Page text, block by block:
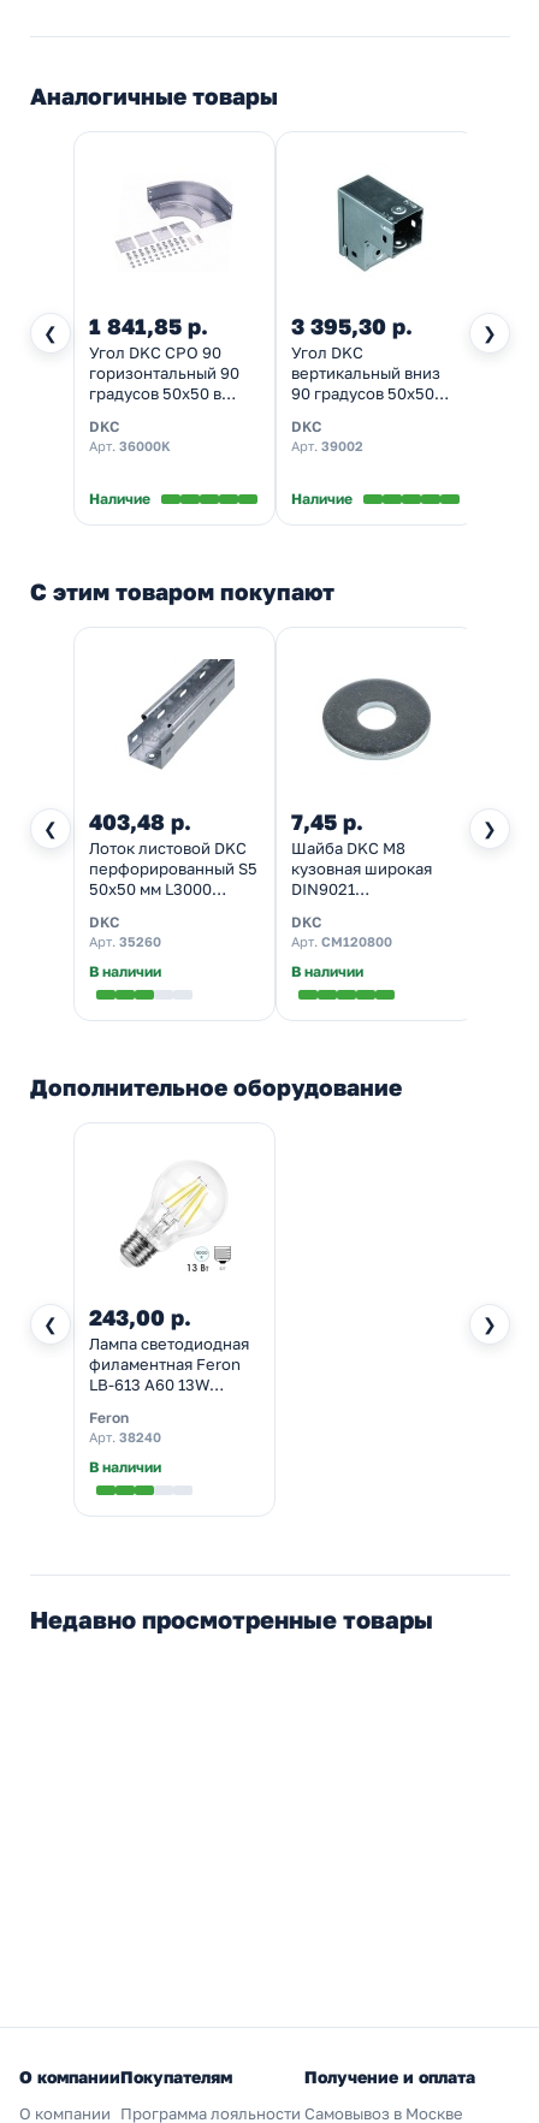
Аналогичные товары
❮ ❯
1 841,85 р.
Угол DKC CPO 90
горизонтальный 90
градусов 50х50 в
крепежными
элементами и
DKC
Арт. 36000K
Наличие
3 395,30 р.
Угол DKC
вертикальный вниз
90 градусов 50х50
DKC
Арт. 39002
Наличие
С этим товаром покупают
❮ ❯
403,48 р.
Лоток листовой DKC
перфорированный S5
50х50 мм L3000
DKC
Арт. 35260
В наличии
7,45 р.
Шайба DKC М8
кузовная широкая
DIN9021
DKC
Арт. CM120800
В наличии
Дополнительное оборудование
❮ ❯
243,00 р.
Лампа светодиодная
филаментная Feron
LB-613 A60 13W
1140Lm прозрачная
холодный свет
Feron
Арт. 38240
В наличии
Недавно просмотренные товары
О компании
О компании
Покупателям
Программа лояльности
Получение и оплата
Самовывоз в Москве